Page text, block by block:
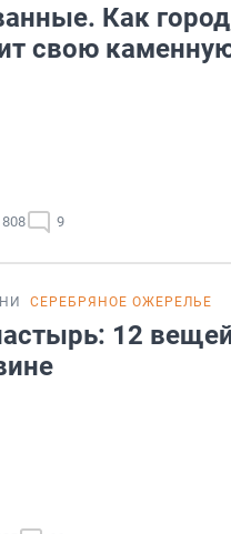
Как
свою
808 9
СЕРЕБРЯНОЕ ОЖЕРЕЛЬЕ
12